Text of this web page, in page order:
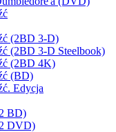
(2BD 3-D)
(2BD 3-D Steelbook)
(2BD 4K)
(BD)
Edycja
BD)
DVD)